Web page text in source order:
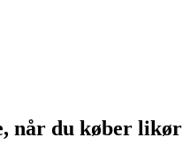
når du køber likør